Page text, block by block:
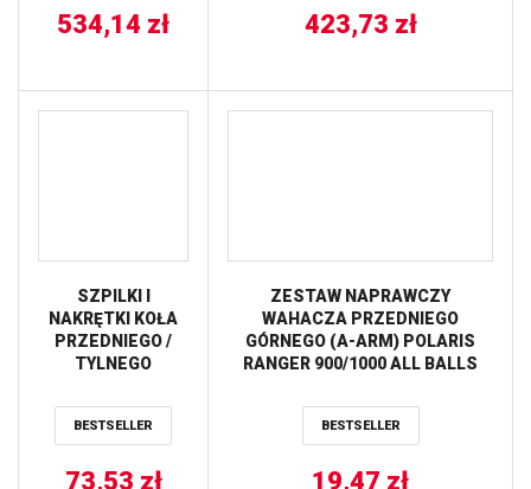
534,14 zł 423,73 zł
SZPILKI I
NAKRĘTKI KOŁA
PRZEDNIEGO /
TYLNEGO
500/570/800/900
ALL BALLS
BESTSELLER
73,53 zł
ZESTAW NAPRAWCZY
WAHACZA PRZEDNIEGO
GÓRNEGO (A-ARM) POLARIS
RANGER 900/1000 ALL BALLS
BESTSELLER
19,47 zł